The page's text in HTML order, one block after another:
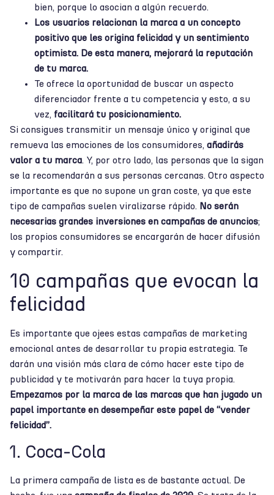
bien, porque lo asocian a algún recuerdo.
Los usuarios relacionan la marca a un concepto
positivo que les origina felicidad y un sentimiento
optimista. De esta manera, mejorará la reputación
de tu marca.
Te ofrece la oportunidad de buscar un aspecto
diferenciador frente a tu competencia y esto, a su
vez, facilitará tu posicionamiento.
Si consigues transmitir un mensaje único y original que
remueva las emociones de los consumidores, añadirás
valor a tu marca. Y, por otro lado, las personas que la sigan
se la recomendarán a sus personas cercanas. Otro aspecto
importante es que no supone un gran coste, ya que este
tipo de campañas suelen viralizarse rápido. No serán
necesarias grandes inversiones en campañas de anuncios;
los propios consumidores se encargarán de hacer difusión
y compartir.
10 campañas que evocan la
felicidad
Es importante que ojees estas campañas de marketing
emocional antes de desarrollar tu propia estrategia. Te
darán una visión más clara de cómo hacer este tipo de
publicidad y te motivarán para hacer la tuya propia.
Empezamos por la marca de las marcas que han jugado un
papel importante en desempeñar este papel de “vender
felicidad”.
1. Coca-Cola
La primera campaña de lista es de bastante actual. De